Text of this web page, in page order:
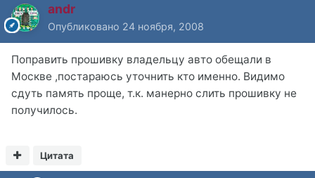
andr
Опубликовано 24 ноября, 2008
Поправить прошивку владельцу авто обещали в
Москве ,постараюсь уточнить кто именно. Видимо
сдуть память проще, т.к. манерно слить прошивку не
получилось.
Цитата